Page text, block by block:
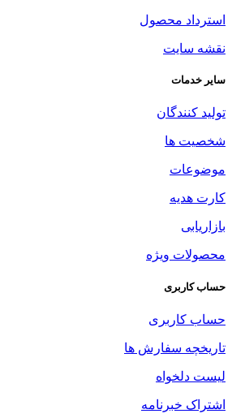
استرداد محصول
نقشه سایت
سایر خدمات
تولید کنندگان
شخصیت ها
موضوعات
کارت هدیه
بازاریابی
محصولات ویژه
حساب کاربری
حساب کاربری
تاریخچه سفارش ها
لیست دلخواه
اشتراک خبرنامه